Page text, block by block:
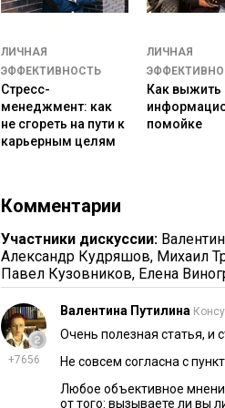
Этот совет, наоборот, для тех, кто
люди фокусируют свое внимание
информацию. Это одна из форм
Вот реальный и довольно
крушение в Атлантическом
предупреждение системы
Даже в кризисных ситуациях
поддаваясь панике, остановиться
7. Меньшее из двух зол
Из некоторых ситуаций нет
таких обстоятельствах бывает
ЛИЧНАЯ
ЭФФЕКТИВНОСТЬ
Стресс-
менеджмент: как
не сгореть на пути к
карьерным целям
ЛИЧНАЯ
Как выжить
помойке
Комментарии
Участники дискуссии:
Александр Кудряшов, Михаил
Павел Кузовников, Елена
+7656
Валентина Путилина
Очень полезная статья, и
Не совсем согласна с
Любое объективное
от того: вызываете ли вы